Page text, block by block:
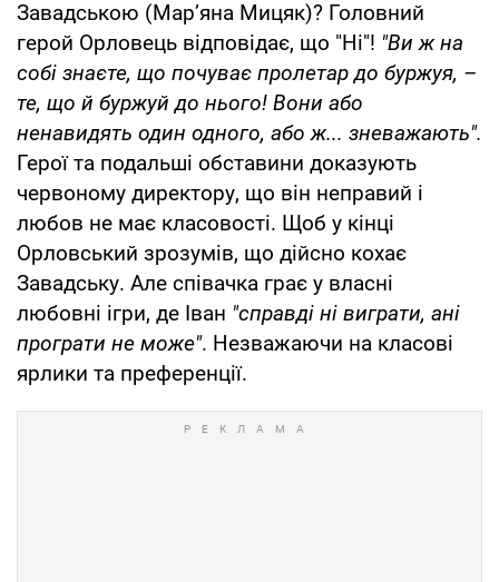
Завадською (Марʼяна Мицяк)? Головний
герой Орловець відповідає, що "Ні"! "Ви ж на
собі знаєте, що почуває пролетар до буржуя, –
те, що й буржуй до нього! Вони або
ненавидять один одного, або ж... зневажають".
Герої та подальші обставини доказують
червоному директору, що він неправий і
любов не має класовості. Щоб у кінці
Орловський зрозумів, що дійсно кохає
Завадську. Але співачка грає у власні
любовні ігри, де Іван "справді ні виграти, ані
програти не може". Незважаючи на класові
ярлики та преференції.